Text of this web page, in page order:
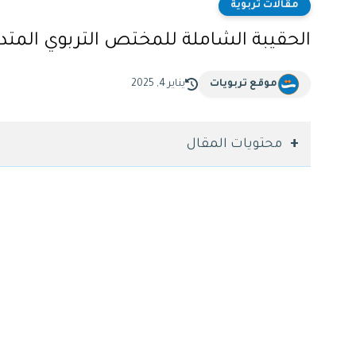
مقالات تربوية
الحقيبة الشاملة للمختص التربوي
موقع تربويات يناير 4, 2025
محتويات المقال